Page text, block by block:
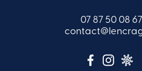
07 87 50 08 67